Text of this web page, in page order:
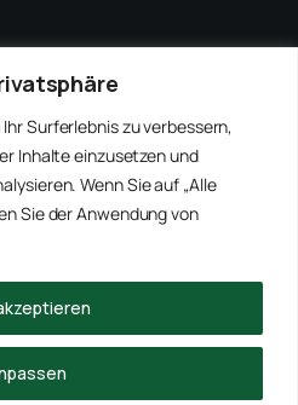
Surferlebnis zu verbessern,
Inhalte einzusetzen und
Wenn Sie auf „Alle
Sie der Anwendung von
Profi NRW
Freitag
· Alle Rechte vorbehalten